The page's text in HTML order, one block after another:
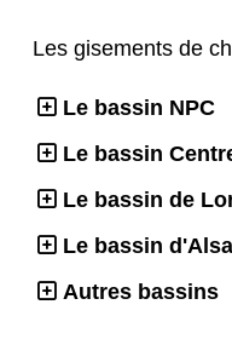
Les gisements de
Le bassin NPC
Le bassin
Le bassin de
Le bassin
Autres bassins